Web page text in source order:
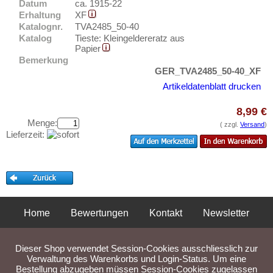
Grosszschocher
Grube Ilse
Grünberg (Schlesien)
Güstrow
Orte mit J...
Orte mit L...
Orte mit N...
Testbanknoten
Banknotenbriefe
Kataloge
Aufbewahrung
Kontakt
Preislisten
Ankauf
Erhaltungsgrade
Gratisbanknoten
FAQ
Datum
ca. 1915-22
Erhaltung
XF
Katalognr.
TVA2485_50-40
Katalog
Tieste: Kleingeldereratz aus
Papier
Bemerkung
GER_TVA2485_50-40_XF
Artikeldatenblatt drucken
Menge:
Lieferzeit:
8,99 €
( zzgl. Versand)
Home Bewertungen Kontakt
Newsletter
Liefer- und Versandkosten
Dieser Shop verwendet Session-Cookies ausschliesslich zur
Verwaltung des Warenkorbs und Login-Status. Um eine
Bestellung abzugeben müssen Session-Cookies zugelassen